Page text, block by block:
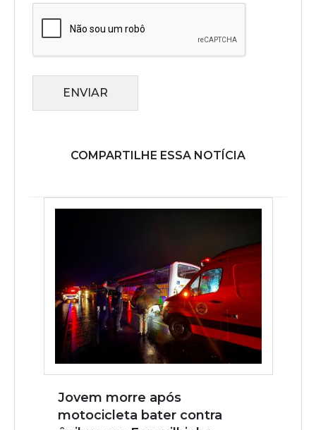
ENVIAR
COMPARTILHE ESSA NOTÍCIA
Jovem morre após
motocicleta bater contra